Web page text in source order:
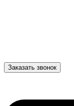
Заказать звонок